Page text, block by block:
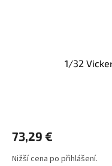
1/32
73,29 €
Nižší cena po přihlášení.